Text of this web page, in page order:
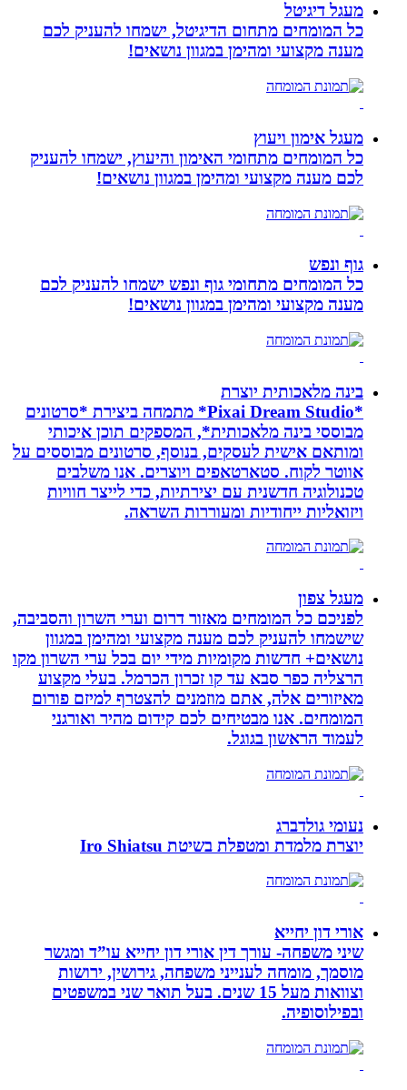
מעגל דיגיטל
כל המומחים מתחום הדיגיטל, ישמחו להעניק לכם
מענה מקצועי ומהימן במגוון נושאים!
מעגל אימון ויעוץ
כל המומחים מתחומי האימון והיעוץ, ישמחו להעניק
לכם מענה מקצועי ומהימן במגוון נושאים!
גוף ונפש
כל המומחים מתחומי גוף ונפש ישמחו להעניק לכם
מענה מקצועי ומהימן במגוון נושאים!
בינה מלאכותית יוצרת
*Pixai Dream Studio* מתמחה ביצירת *סרטונים
מבוססי בינה מלאכותית*, המספקים תוכן איכותי
ומותאם אישית לעסקים, בנוסף, סרטונים מבוססים על
אווטר לקוח. סטארטאפים ויוצרים. אנו משלבים
טכנולוגיה חדשנית עם יצירתיות, כדי לייצר חוויות
ויזואליות ייחודיות ומעוררות השראה.
מעגל צפון
לפניכם כל המומחים מאזור דרום וערי השרון והסביבה,
שישמחו להעניק לכם מענה מקצועי ומהימן במגוון
נושאים+ חדשות מקומיות מידי יום בכל ערי השרון מקו
הרצליה כפר סבא עד קו זכרון הכרמל. בעלי מקצוע
מאיזורים אלה, אתם מוזמנים להצטרף למיזם פורום
המומחים. אנו מבטיחים לכם קידום מהיר ואורגני
לעמוד הראשון בגוגל.
נעומי גולדברג
יוצרת מלמדת ומטפלת בשיטת Iro Shiatsu
אורי דון יחייא
שיני משפחה- עורך דין אורי דון יחייא עו”ד ומגשר
מוסמך, מומחה לענייני משפחה, גירושין, ירושות
וצוואות מעל 15 שנים. בעל תואר שני במשפטים
ובפילוסופיה.